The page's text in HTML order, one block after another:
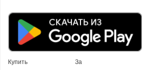
Купить За